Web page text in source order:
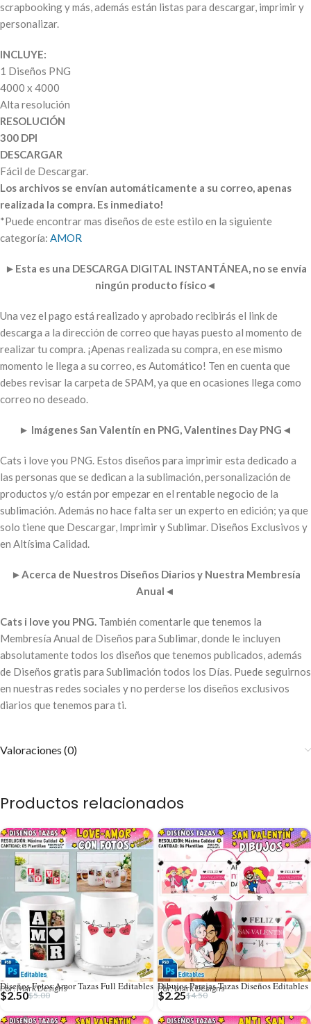
scrapbooking y más, además están listas para descargar, imprimir y
personalizar.
INCLUYE:
1 Diseños PNG
4000 x 4000
Alta resolución
RESOLUCIÓN
300 DPI
DESCARGAR
Fácil de Descargar.
Los archivos se envían automáticamente a su correo, apenas
realizada la compra. Es inmediato!
*Puede encontrar mas diseños de este estilo en la siguiente
categoría: AMOR
► Esta es una DESCARGA DIGITAL INSTANTÁNEA, no se envía
ningún producto físico◄
Una vez el pago está realizado y aprobado recibirás el link de
descarga a la dirección de correo que hayas puesto al momento de
realizar tu compra. ¡Apenas realizada su compra, en ese mismo
momento le llega a su correo, es Automático! Ten en cuenta que
debes revisar la carpeta de SPAM, ya que en ocasiones llega como
correo no deseado.
► Imágenes San Valentín en PNG, Valentines Day PNG ◄
Cats i love you PNG. Estos diseños para imprimir esta dedicado a
las personas que se dedican a la sublimación, personalización de
productos y/o están por empezar en el rentable negocio de la
sublimación. Además no hace falta ser un experto en edición; ya que
solo tiene que Descargar, Imprimir y Sublimar. Diseños Exclusivos y
en Altísima Calidad.
►Acerca de Nuestros Diseños Diarios y Nuestra Membresía
Anual ◄
Cats i love you PNG. También comentarle que tenemos la
Membresía Anual de Diseños para Sublimar, donde le incluyen
absolutamente todos los diseños que tenemos publicados, además
de Diseños gratis para Sublimación todos los Días. Puede seguirnos
en nuestras redes sociales y no perderse los diseños exclusivos
diarios que tenemos para ti.
Valoraciones (0)
Productos relacionados
Diseños Fotos Amor Tazas Full Editables
Por: Mark Designs
$5.00
$2.50
Dibujos Parejas Tazas Diseños Editables
Por: Mark Designs
$4.50
$2.25